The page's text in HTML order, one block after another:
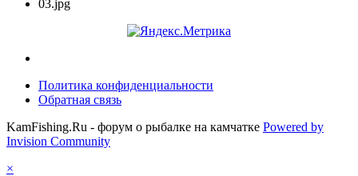
03.jpg
Политика конфиденциальности
Обратная связь
KamFishing.Ru - форум о рыбалке на камчатке Powered by
Invision Community
×